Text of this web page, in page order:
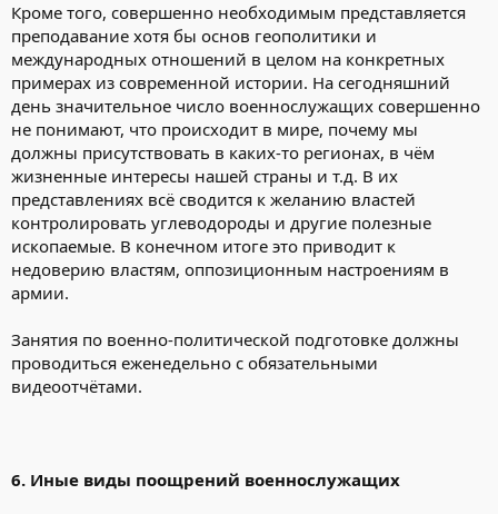
Кроме того, совершенно необходимым представляется
преподавание хотя бы основ геополитики и
международных отношений в целом на конкретных
примерах из современной истории. На сегодняшний
день значительное число военнослужащих совершенно
не понимают, что происходит в мире, почему мы
должны присутствовать в каких-то регионах, в чём
жизненные интересы нашей страны и т.д. В их
представлениях всё сводится к желанию властей
контролировать углеводороды и другие полезные
ископаемые. В конечном итоге это приводит к
недоверию властям, оппозиционным настроениям в
армии.
Занятия по военно-политической подготовке должны
проводиться еженедельно с обязательными
видеоотчётами.
6. Иные виды поощрений военнослужащих